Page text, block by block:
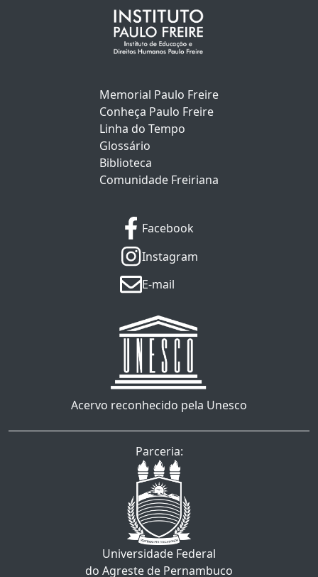
Memorial Paulo Freire
Conheça Paulo Freire
Linha do Tempo
Glossário
Biblioteca
Comunidade Freiriana
Facebook
Instagram
E-mail
Acervo reconhecido pela Unesco
Parceria:
Universidade Federal
do Agreste de Pernambuco